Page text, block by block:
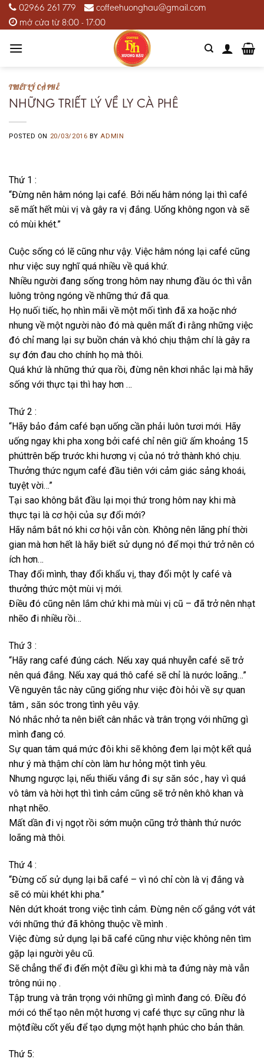
Skip 02966 261 779
coffeehuonghau@gmail.com
mở cửa từ 8:00 - 17:00
TRIẾT LÝ CÀ PHÊ
NHỮNG TRIẾT LÝ VỀ LY CÀ PHÊ
POSTED ON 20/03/2016 BY ADMIN
Thứ 1 :
“Đừng nên hâm nóng lại café. Bởi nếu hâm nóng lại thì café
sẽ mất hết mùi vị và gây ra vị đắng. Uống không ngon và sẽ
có mùi khét.”
Cuộc sống có lẽ cũng như vậy. Việc hâm nóng lại café cũng
như việc suy nghĩ quá nhiều về quá khứ.
Nhiều người đang sống trong hôm nay nhưng đầu óc thì vẫn
luông trông ngóng về những thứ đã qua.
Họ nuối tiếc, họ nhìn mãi về một mối tình đã xa hoặc nhớ
nhung về một người nào đó mà quên mất đi rằng những việc
đó chỉ mang lại sự buồn chán và khó chịu thậm chí là gây ra
sự đớn đau cho chính họ mà thôi.
Quá khứ là những thứ qua rồi, đừng nên khơi nhắc lại mà hãy
sống với thực tại thì hay hơn …
Thứ 2 :
“Hãy bảo đảm café bạn uống cần phải luôn tươi mới. Hãy
uống ngay khi pha xong bởi café chỉ nên giữ ấm khoảng 15
phúttrên bếp trước khi hương vị của nó trở thành khó chịu.
Thưởng thức ngụm café đầu tiên với cảm giác sảng khoái,
tuyệt vời…”
Tại sao không bắt đầu lại mọi thứ trong hôm nay khi mà
thực tại là cơ hội của sự đổi mới?
Hãy nắm bắt nó khi cơ hội vẫn còn. Không nên lãng phí thời
gian mà hơn hết là hãy biết sử dụng nó để mọi thứ trở nên có
ích hơn…
Thay đổi mình, thay đổi khẩu vị, thay đổi một ly café và
thưởng thức một mùi vị mới.
Điều đó cũng nên lắm chứ khi mà mùi vị cũ – đã trở nên nhạt
nhẽo đi nhiều rồi…
Thứ 3 :
“Hãy rang café đúng cách. Nếu xay quá nhuyễn café sẽ trở
nên quá đắng. Nếu xay quá thô café sẽ chỉ là nước loãng…”
Về nguyên tắc này cũng giống như việc đòi hỏi về sự quan
tâm , săn sóc trong tình yêu vậy.
Nó nhắc nhở ta nên biết cân nhắc và trân trọng với những gì
mình đang có.
Sự quan tâm quá mức đôi khi sẽ không đem lại một kết quả
như ý mà thậm chí còn làm hư hỏng một tình yêu.
Nhưng ngược lại, nếu thiếu vắng đi sự săn sóc , hay vì quá
vô tâm và hời hợt thì tình cảm cũng sẽ trở nên khô khan và
nhạt nhẽo.
Mất dần đi vị ngọt rồi sớm muộn cũng trở thành thứ nước
loãng mà thôi.
Thứ 4 :
“Đừng cố sử dụng lại bã café – vì nó chỉ còn là vị đắng và
sẽ có mùi khét khi pha.”
Nên dứt khoát trong việc tình cảm. Đừng nên cố gắng vớt vát
với những thứ đã không thuộc về mình .
Việc đừng sử dụng lại bã café cũng như việc không nên tìm
gặp lại người yêu cũ.
Sẽ chẳng thể đi đến một điều gì khi mà ta đứng này mà vẫn
trông núi nọ .
Tập trung và trân trọng với những gì mình đang có. Điều đó
mới có thể tạo nên một hương vị café thực sự cũng như là
mộtđiều cốt yếu để tạo dựng một hạnh phúc cho bản thân.
Thứ 5: